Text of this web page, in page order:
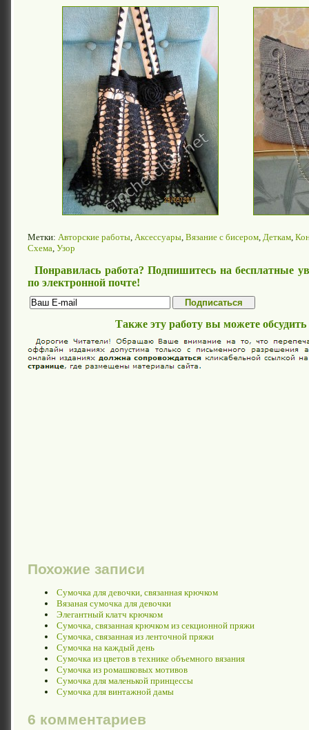
Метки: Авторские работы Аксессуары Вязание с бисером Деткам
Схема Узор
Понравилась работа? Подпишитесь на бесплатные
по электронной почте!
Также эту работу вы можете
Похожие записи
Сумочка для девочки, связанная крючком
Вязаная сумочка для девочки
Элегантный клатч крючком
Сумочка, связанная крючком из секционной пряжи
Сумочка, связанная из ленточной пряжи
Сумочка на каждый день
Сумочка из цветов в технике объемного вязания
Сумочка из ромашковых мотивов
Сумочка для маленькой принцессы
Сумочка для винтажной дамы
6 комментариев